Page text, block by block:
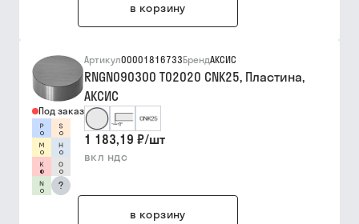
в корзину
Под заказ
?
Артикул00001816733БрендАКСИС
RNGN090300 T02020 CNK25, Пластина,
АКСИС
1 183,19 ₽/шт
вкл ндс
в корзину